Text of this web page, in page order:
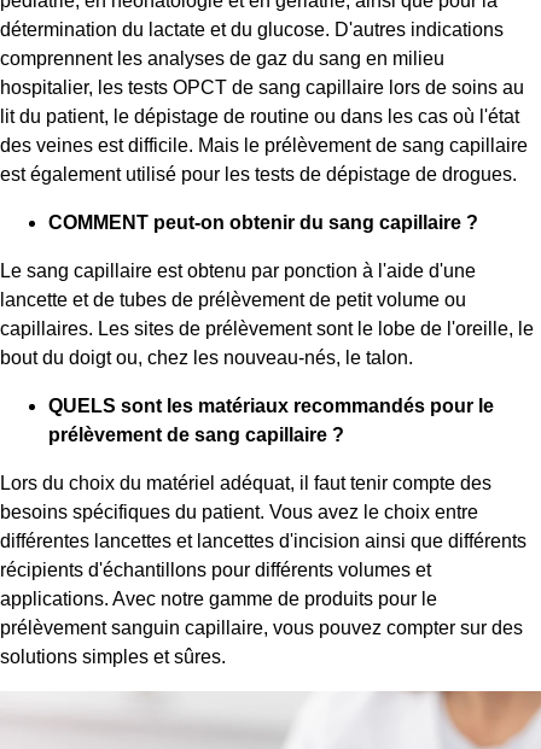
détermination du lactate et du glucose. D'autres indications
comprennent les analyses de gaz du sang en milieu
hospitalier, les tests OPCT de sang capillaire lors de soins au
lit du patient, le dépistage de routine ou dans les cas où l'état
des veines est difficile. Mais le prélèvement de sang capillaire
est également utilisé pour les tests de dépistage de drogues.
COMMENT peut-on obtenir du sang capillaire ?
Le sang capillaire est obtenu par ponction à l'aide d'une
lancette et de tubes de prélèvement de petit volume ou
capillaires. Les sites de prélèvement sont le lobe de l'oreille, le
bout du doigt ou, chez les nouveau-nés, le talon.
QUELS sont les matériaux recommandés pour le
prélèvement de sang capillaire ?
Lors du choix du matériel adéquat, il faut tenir compte des
besoins spécifiques du patient. Vous avez le choix entre
différentes lancettes et lancettes d'incision ainsi que différents
récipients d'échantillons pour différents volumes et
applications. Avec notre gamme de produits pour le
prélèvement sanguin capillaire, vous pouvez compter sur des
solutions simples et sûres.